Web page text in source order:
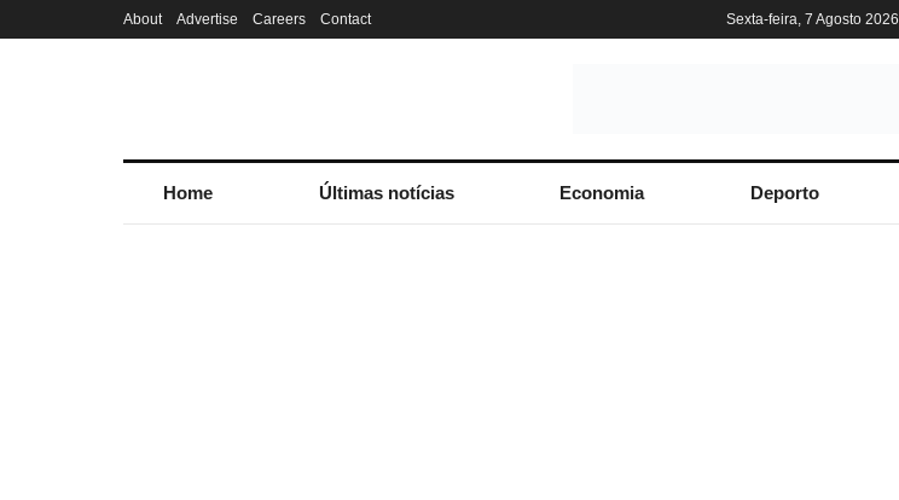
About Advertise Careers Contact Sexta-feira, 7 Agosto 2026
Home Últimas notícias Economia Deporto